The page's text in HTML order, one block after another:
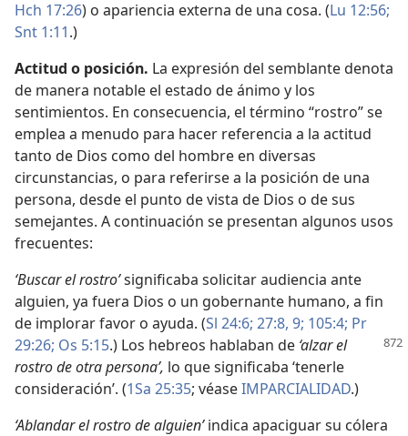
Hch 17:26) o apariencia externa de una cosa. (Lu 12:56;
Snt 1:11.)
Actitud o posición. La expresión del semblante denota
de manera notable el estado de ánimo y los
sentimientos. En consecuencia, el término “rostro” se
emplea a menudo para hacer referencia a la actitud
tanto de Dios como del hombre en diversas
circunstancias, o para referirse a la posición de una
persona, desde el punto de vista de Dios o de sus
semejantes. A continuación se presentan algunos usos
frecuentes:
‘Buscar el rostro’significaba solicitar audiencia ante
alguien, ya fuera Dios o un gobernante humano, a fin
de implorar favor o ayuda. (Sl 24:6; 27:8, 9; 105:4; Pr
29:26; Os 5:15.) Los hebreos hablaban de ‘alzar el
rostro de otra persona’, lo que significaba ‘tenerle
consideración’. (1Sa 25:35; véaseIMPARCIALIDAD.)
‘Ablandar el rostro de alguien’indica apaciguar su cólera